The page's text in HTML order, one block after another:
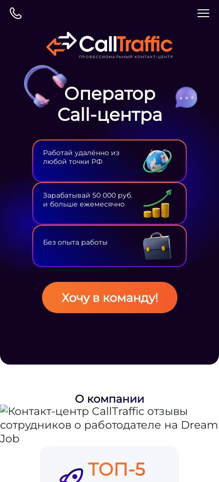
Оператор
Сall-центра
Работай удалённо из
любой точки РФ
Зарабатывай 50 000 руб.
и больше ежемесячно
Без опыта работы
Хочу в команду!
О компании
ТОП-5